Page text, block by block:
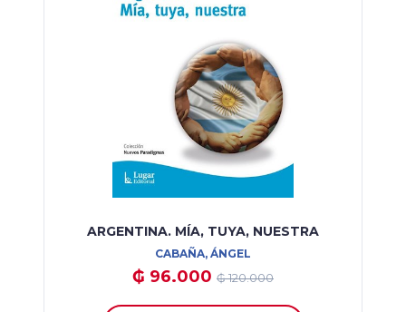
ARGENTINA. MÍA, TUYA, NUESTRA
CABAÑA, ÁNGEL
₲ 96.000 ₲ 120.000